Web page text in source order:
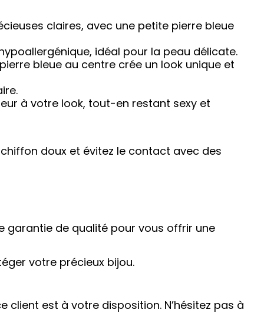
claires, avec une petite pierre bleue
idéal pour la peau délicate.
bleue au centre crée un look unique et
à votre look, tout-en restant sexy et
doux et évitez le contact avec des
garantie de qualité pour vous offrir une
votre précieux bijou.
est à votre disposition. N’hésitez pas à